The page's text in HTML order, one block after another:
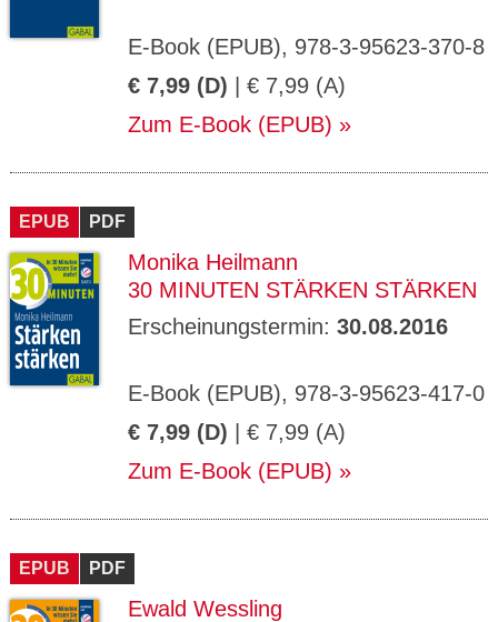
E-Book (EPUB), 978-3-95623-370-8
€ 7,99 (D) | € 7,99 (A)
Zum E-Book (EPUB)
EPUB PDF
Monika Heilmann
30 MINUTEN STÄRKEN STÄRKEN
Erscheinungstermin: 30.08.2016
E-Book (EPUB), 978-3-95623-417-0
€ 7,99 (D) | € 7,99 (A)
Zum E-Book (EPUB)
EPUB PDF
Ewald Wessling